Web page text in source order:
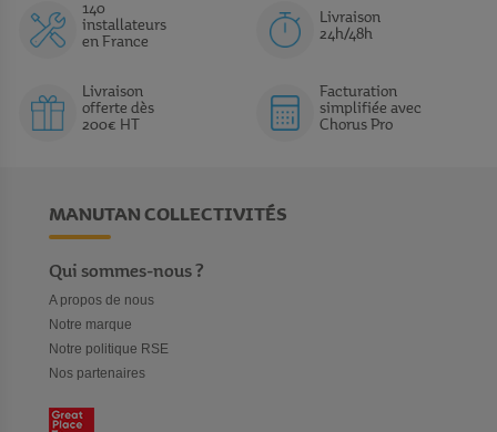
140
installateurs
en France
Livraison
24h/48h
Livraison
offerte dès
200€ HT
Facturation
simplifiée avec
Chorus Pro
MANUTAN COLLECTIVITÉS
Qui sommes-nous ?
A propos de nous
Notre marque
Notre politique RSE
Nos partenaires